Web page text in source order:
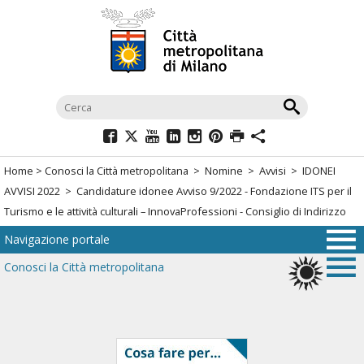
navigazione
menù
navigazione
interna
Salta
Home > Conosci la Città metropolitana > Nomine > Avvisi > IDONEI
AVVISI 2022 > Candidature idonee Avviso 9/2022 - Fondazione ITS per il
Turismo e le attività culturali – InnovaProfessioni - Consiglio di Indirizzo
Navigazione portale
Conosci la Città metropolitana